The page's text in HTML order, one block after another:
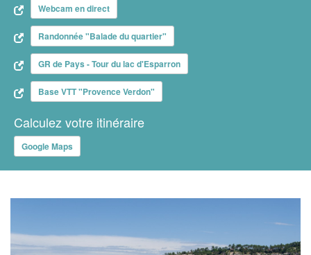
Webcam en direct
Randonnée "Balade du quartier"
GR de Pays - Tour du lac d'Esparron
Base VTT "Provence Verdon"
Calculez votre itinéraire
Google Maps